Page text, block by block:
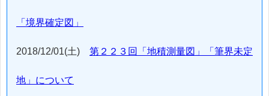
「境界確定図」
2018/12/01(土) 第２２３回「地積測量図」「筆界未定
地」について